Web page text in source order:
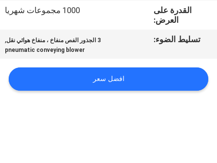
اطلب
اقتباس
القدرة على
العرض:
1000 مجموعات شهريا
تسليط الضوء: 3 الجذور الفص منفاخ ، منفاخ هوائي نقل ,
pneumatic conveying blower
افضل سعر